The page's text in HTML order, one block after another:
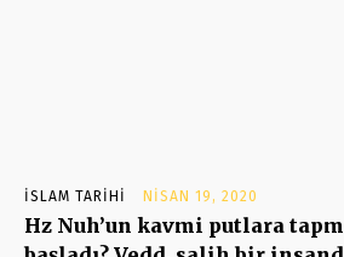
İSLAM TARIHI NISAN 19, 2020
Hz Nuh’un kavmi putlara